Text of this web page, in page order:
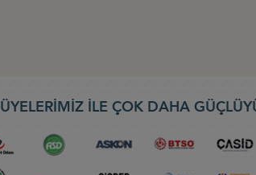
İLE ÇOK DAHA